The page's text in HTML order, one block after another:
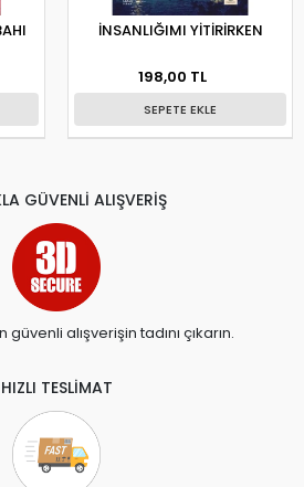
İNSANLIĞIMI YİTİRİRKEN
198,00 TL
SEPETE EKLE
GÜVENLİ ALIŞVERİŞ
alışverişin tadını çıkarın.
HIZLI TESLİMAT